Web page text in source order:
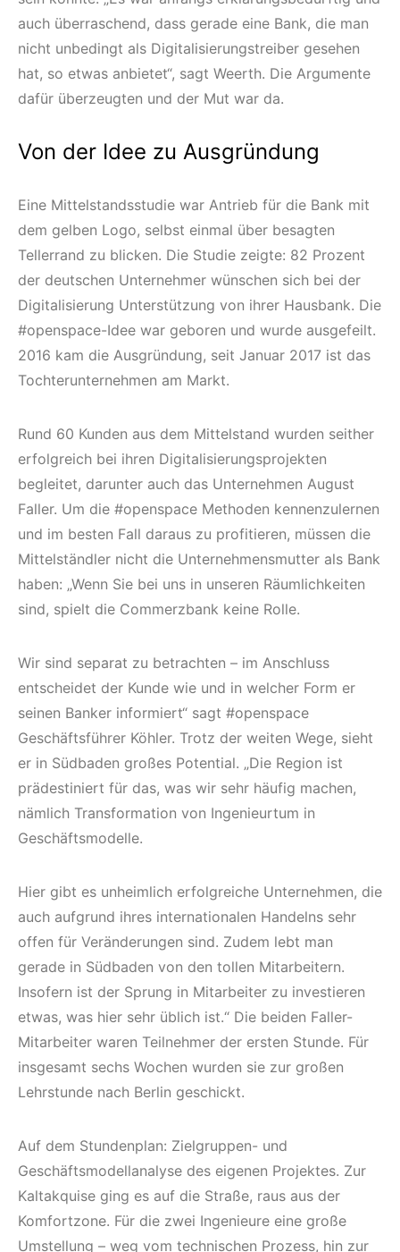
auch überraschend, dass gerade eine Bank, die man
nicht unbedingt als Digitalisierungstreiber gesehen
hat, so etwas anbietet“, sagt Weerth. Die Argumente
dafür überzeugten und der Mut war da.
Von der Idee zu Ausgründung
Eine Mittelstandsstudie war Antrieb für die Bank mit
dem gelben Logo, selbst einmal über besagten
Tellerrand zu blicken. Die Studie zeigte: 82 Prozent
der deutschen Unternehmer wünschen sich bei der
Digitalisierung Unterstützung von ihrer Hausbank. Die
#openspace-Idee war geboren und wurde ausgefeilt.
2016 kam die Ausgründung, seit Januar 2017 ist das
Tochterunternehmen am Markt.
Rund 60 Kunden aus dem Mittelstand wurden seither
erfolgreich bei ihren Digitalisierungsprojekten
begleitet, darunter auch das Unternehmen August
Faller. Um die #openspace Methoden kennenzulernen
und im besten Fall daraus zu profitieren, müssen die
Mittelständler nicht die Unternehmensmutter als Bank
haben: „Wenn Sie bei uns in unseren Räumlichkeiten
sind, spielt die Commerzbank keine Rolle.
Wir sind separat zu betrachten – im Anschluss
entscheidet der Kunde wie und in welcher Form er
seinen Banker informiert“ sagt #openspace
Geschäftsführer Köhler. Trotz der weiten Wege, sieht
er in Südbaden großes Potential. „Die Region ist
prädestiniert für das, was wir sehr häufig machen,
nämlich Transformation von Ingenieurtum in
Geschäftsmodelle.
Hier gibt es unheimlich erfolgreiche Unternehmen, die
auch aufgrund ihres internationalen Handelns sehr
offen für Veränderungen sind. Zudem lebt man
gerade in Südbaden von den tollen Mitarbeitern.
Insofern ist der Sprung in Mitarbeiter zu investieren
etwas, was hier sehr üblich ist.“ Die beiden Faller-
Mitarbeiter waren Teilnehmer der ersten Stunde. Für
insgesamt sechs Wochen wurden sie zur großen
Lehrstunde nach Berlin geschickt.
Auf dem Stundenplan: Zielgruppen- und
Geschäftsmodellanalyse des eigenen Projektes. Zur
Kaltakquise ging es auf die Straße, raus aus der
Komfortzone. Für die zwei Ingenieure eine große
Umstellung – weg vom technischen Prozess, hin zur